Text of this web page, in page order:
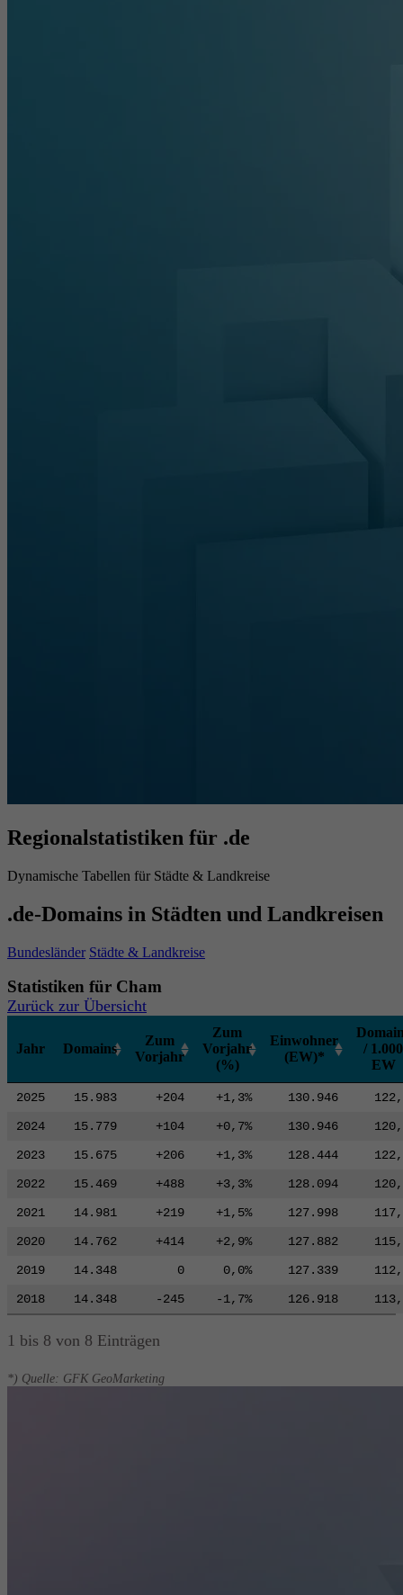
Regionalstatistiken für .de
Dynamische Tabellen für Städte & Landkreise
.de-Domains in Städten und Landkreisen
Bundesländer Städte & Landkreise
Statistiken für Cham
Zurück zur Übersicht
Jahr Domains
Zum
Vorjahr
Zum
Vorjahr
(%)
Einwohner
(EW)*
/ 1.000
EW
2025 15.983 +204 +1,3% 130.946
2024
15.779 +104 +0,7% 130.946
2023
15.675 +206 +1,3% 128.444
2022
15.469 +488 +3,3% 128.094
2021
14.981 +219 +1,5% 127.998
2020
14.762 +414 +2,9% 127.882
2019
14.348 0 0,0% 127.339
2018
14.348 -245 -1,7% 126.918
1 bis 8 von 8 Einträgen
*) Quelle: GFK GeoMarketing